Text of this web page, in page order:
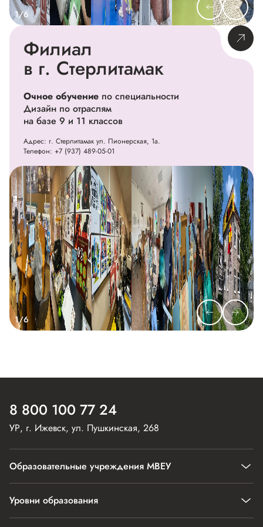
1/6
1/6
Филиал
в г. Стерлитамак
Очное обучение по специальности
Дизайн по отраслям
на базе 9 и 11 классов
Адрес: г. Стерлитамак ул. Пионерская, 1а.
Телефон: +7 (937) 489-05-01
8 800 100 77 24
УР, г. Ижевск, ул. Пушкинская, 268
Образовательные учреждения МВЕУ
АНПОО «Международный Восточно-Европейский колледж»
АНО ДПО «Международный Восточно-Европейский институт»
Сведения об образовательной организации
Уровни образования